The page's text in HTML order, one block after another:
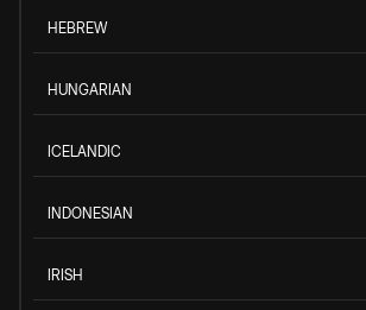
HEBREW
HUNGARIAN
ICELANDIC
INDONESIAN
IRISH